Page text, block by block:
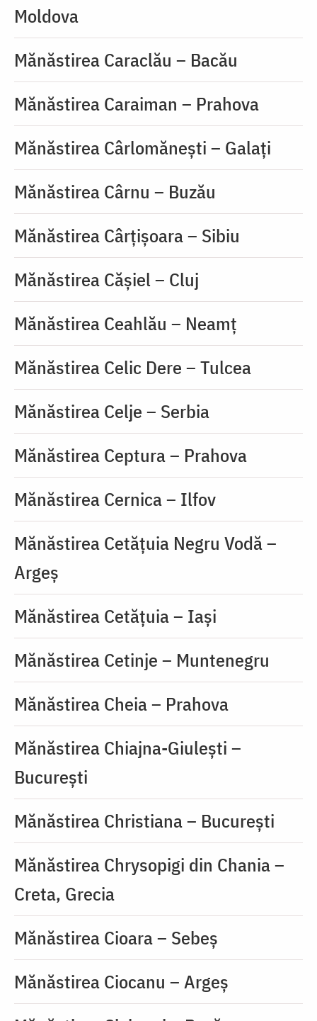
Moldova
Mănăstirea Caraclău – Bacău
Mănăstirea Caraiman – Prahova
Mănăstirea Cârlomănești – Galați
Mănăstirea Cârnu – Buzău
Mănăstirea Cârțișoara – Sibiu
Mănăstirea Cășiel – Cluj
Mănăstirea Ceahlău – Neamț
Mănăstirea Celic Dere – Tulcea
Mănăstirea Celje – Serbia
Mănăstirea Ceptura – Prahova
Mănăstirea Cernica – Ilfov
Mănăstirea Cetățuia Negru Vodă –
Argeș
Mănăstirea Cetăţuia – Iaşi
Mănăstirea Cetinje – Muntenegru
Mănăstirea Cheia – Prahova
Mănăstirea Chiajna-Giulești –
București
Mănăstirea Christiana – București
Mănăstirea Chrysopigi din Chania –
Creta, Grecia
Mănăstirea Cioara – Sebeș
Mănăstirea Ciocanu – Argeș